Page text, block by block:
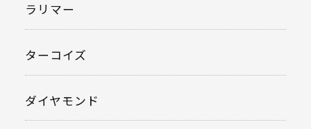
ラリマー
ターコイズ
ダイヤモンド